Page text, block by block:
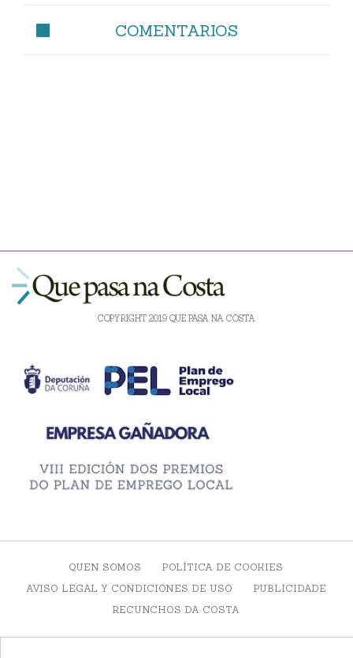
COMENTARIOS
COPYRIGHT 2019 QUE PASA NA COSTA
QUEN SOMOS
POLÍTICA DE COOKIES
AVISO LEGAL Y CONDICIONES DE USO
PUBLICIDADE
RECUNCHOS DA COSTA